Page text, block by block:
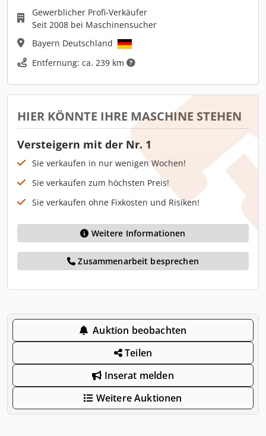
Gewerblicher Profi-Verkäufer
Seit 2008 bei Maschinensucher
Bayern Deutschland
Entfernung: ca. 239 km
HIER KÖNNTE IHRE MASCHINE STEHEN
Versteigern mit der Nr. 1
Sie verkaufen in nur wenigen Wochen!
Sie verkaufen zum höchsten Preis!
Sie verkaufen ohne Fixkosten und Risiken!
Weitere Informationen
Zusammenarbeit besprechen
Auktion beobachten
Teilen
Inserat melden
Weitere Auktionen